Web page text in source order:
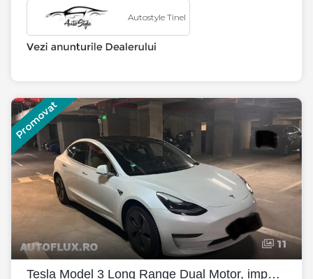
Autostyle Tinel
Promovat
11
Tesla Model 3 Long Range Dual Motor, impecabila, model 2020, anvelope all season, garantie 09.2028